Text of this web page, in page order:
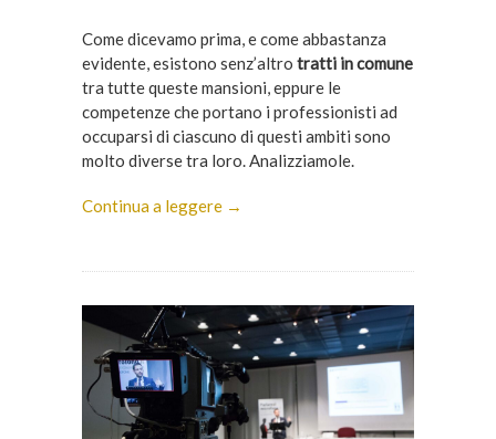
Come dicevamo prima, e come abbastanza
evidente, esistono senz’altro tratti in comune
tra tutte queste mansioni, eppure le
competenze che portano i professionisti ad
occuparsi di ciascuno di questi ambiti sono
molto diverse tra loro. Analizziamole.
Continua a leggere →